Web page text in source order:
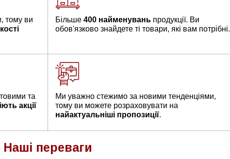
тому ви
Більше 400 найменуваньпродукції. Ви
обов'язково знайдете ті товари, які вам потрібні.
та
акції
Ми уважно стежимо за новими тенденціями,
тому ви можете розраховувати на
найактуальніші пропозиції.
Наші переваги